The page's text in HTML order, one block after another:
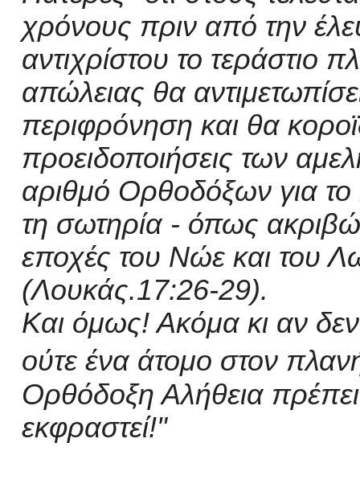
χρόνους πριν από την
αντιχρίστου το τεράστιο
απώλειας θα
περιφρόνηση και θα
προειδοποιήσεις των
αριθμό Ορθοδόξων για το
τη σωτηρία - όπως
εποχές του Νώε και του
(Λουκάς.17:26-29).
Και όμως! Ακόμα κι αν
ούτε ένα άτομο στον
Ορθόδοξη Αλήθεια
εκφραστεί!"